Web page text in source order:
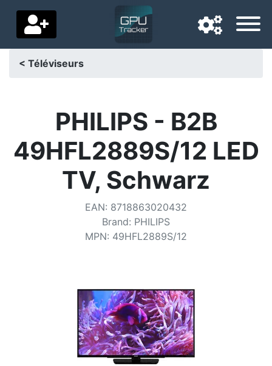
Pays de livraison
Accueil
Paramètres
< Téléviseurs
PHILIPS - B2B
49HFL2889S/12 LED
TV, Schwarz
EAN: 8718863020432
Brand: PHILIPS
MPN: 49HFL2889S/12